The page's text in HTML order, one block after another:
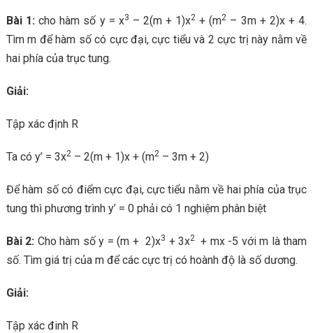
Bài 1: cho hàm số y = x3 – 2(m + 1)x2 + (m2 – 3m + 2)x + 4.
Tìm m để hàm số có cực đại, cực tiểu và 2 cực trị này nằm về
hai phía của trục tung.
Giải:
Tập xác định R
Ta có y’ = 3x2– 2(m + 1)x + (m2– 3m + 2)
Để hàm số có điểm cực đại, cực tiểu nằm về hai phía của trục
tung thì phương trình y’ = 0 phải có 1 nghiệm phân biệt
Bài 2: Cho hàm số y = (m + 2)x3 + 3x2 + mx -5 với m là tham
số. Tìm giá trị của m để các cực trị có hoành độ là số dương.
Giải:
Tập xác đinh R